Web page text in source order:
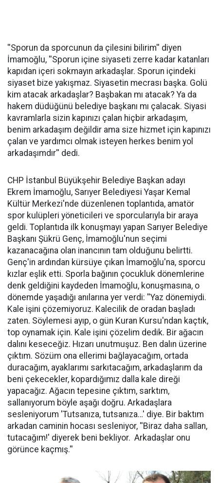
''Sporun da sporcunun da çilesini bilirim'' diyen
İmamoğlu, ''Sporun içine siyaseti zerre kadar katanları
kapıdan içeri sokmayın arkadaşlar. Sporun içindeki
siyaset bize yakışmaz. Siyasetin mecrası başka. Golü
kim atacak arkadaşlar? Başbakan mı atacak? Ya da
hakem düdüğünü belediye başkanı mı çalacak. Siyasi
kavramlarla sizin kapınızı çalan hiçbir arkadaşım,
benim arkadaşım değildir ama size hizmet için kapınızı
çalan ve yardımcı olmak isteyen herkes benim yol
arkadaşımdır'' dedi.
CHP İstanbul Büyükşehir Belediye Başkan adayı
Ekrem İmamoğlu, Sarıyer Belediyesi Yaşar Kemal
Kültür Merkezi'nde düzenlenen toplantıda, amatör
spor kulüpleri yöneticileri ve sporcularıyla bir araya
geldi. Toplantıda ilk konuşmayı yapan Sarıyer Belediye
Başkanı Şükrü Genç, İmamoğlu'nun seçimi
kazanacağına olan inancının tam olduğunu belirtti.
Genç'in ardından kürsüye çıkan İmamoğlu'na, sporcu
kızlar eşlik etti. Sporla bağının çocukluk dönemlerine
denk geldiğini kaydeden İmamoğlu, konuşmasına, o
dönemde yaşadığı anılarına yer verdi: ''Yaz dönemiydi.
Kale işini çözemiyoruz. Kalecilik de oradan başladı
zaten. Söylemesi ayıp, o gün Kuran Kursu'ndan kaçtık,
top oynamak için. Kale işini çözelim dedik. Bir ağacın
dalını keseceğiz. Hızarı unutmuşuz. Ben dalın üzerine
çıktım. Sözüm ona ellerimi bağlayacağım, ortada
duracağım, ayaklarımı sarkıtacağım, arkadaşlarım da
beni çekecekler, kopardığımız dalla kale direği
yapacağız. Ağacın tepesine çıktım, sarktım,
sallanıyorum böyle aşağı doğru. Arkadaşlara
sesleniyorum 'Tutsanıza, tutsanıza…' diye. Bir baktım
arkadan caminin hocası sesleniyor, ''Biraz daha sallan,
tutacağım!' diyerek beni bekliyor. Arkadaşlar onu
görünce kaçmış.''